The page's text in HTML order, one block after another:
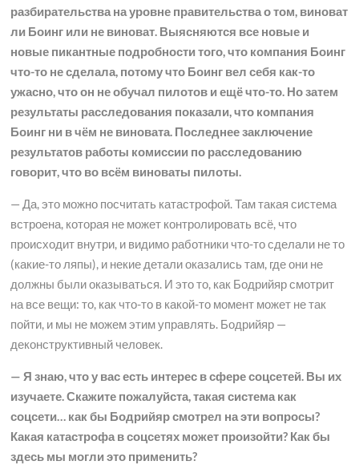
разбирательства на уровне правительства о том, виноват
ли Боинг или не виноват. Выясняются все новые и
новые пикантные подробности того, что компания Боинг
что-то не сделала, потому что Боинг вел себя как-то
ужасно, что он не обучал пилотов и ещё что-то. Но затем
результаты расследования показали, что компания
Боинг ни в чём не виновата. Последнее заключение
результатов работы комиссии по расследованию
говорит, что во всём виноваты пилоты.
— Да, это можно посчитать катастрофой. Там такая система
встроена, которая не может контролировать всё, что
происходит внутри, и видимо работники что-то сделали не то
(какие-то ляпы), и некие детали оказались там, где они не
должны были оказываться. И это то, как Бодрийяр смотрит
на все вещи: то, как что-то в какой-то момент может не так
пойти, и мы не можем этим управлять. Бодрийяр —
деконструктивный человек.
— Я знаю, что у вас есть интерес в сфере соцсетей. Вы их
изучаете. Скажите пожалуйста, такая система как
соцсети… как бы Бодрийяр смотрел на эти вопросы?
Какая катастрофа в соцсетях может произойти? Как бы
здесь мы могли это применить?